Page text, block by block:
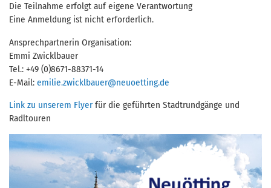
Die Teilnahme erfolgt auf eigene Verantwortung
Eine Anmeldung ist nicht erforderlich.
Ansprechpartnerin Organisation:
Emmi Zwicklbauer
Tel.: +49 (0)8671-88371-14
E-Mail:emilie.zwicklbauer@neuoetting.de
Link zu unserem Flyer für die geführten Stadtrundgänge und
Radltouren